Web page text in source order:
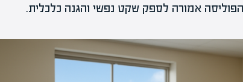
אמורה לספק שקט נפשי והגנה כלכלית.